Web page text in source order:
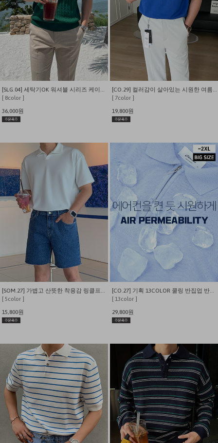
[SLG.04] 세탁기OK 워셔블 시리즈 케이블 패턴 쿨링 오픈카라 니트
[ 8color ]
36,000원
[CO.29] 컬러감이 살아있는 시원한 여름 카라 반팔 니트티
[ 7color ]
19,800원
[SOM.27] 가볍고 산뜻한 착용감 링클프리 오픈 카라 티셔츠
[ 5color ]
15,800원
[CO.27] 기획 13COLOR 쿨링 반집업 반팔카라 니트 티셔츠
[ 13color ]
29,800원